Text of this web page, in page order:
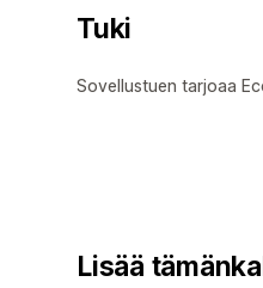
Tuki
Sovellustuen tarjoaa
Lisää